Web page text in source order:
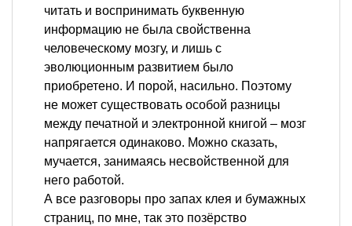
читать и воспринимать буквенную
информацию не была свойственна
человеческому мозгу, и лишь с
эволюционным развитием было
приобретено. И порой, насильно. Поэтому
не может существовать особой разницы
между печатной и электронной книгой – мозг
напрягается одинаково. Можно сказать,
мучается, занимаясь несвойственной для
него работой.
А все разговоры про запах клея и бумажных
страниц, по мне, так это позёрство